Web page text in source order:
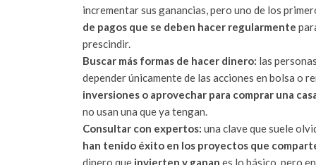
incrementar sus ganancias, pero uno de los
de pagos que se deben hacer regularmente
prescindir.
Buscar más formas de hacer dinero: las
depender únicamente de las acciones en bolsa o
inversiones o aprovechar para comprar una
no usan una que ya tengan.
Consultar con expertos: una clave que suele
han tenido éxito en los proyectos que
dinero que invierten y ganan es lo básico, pero